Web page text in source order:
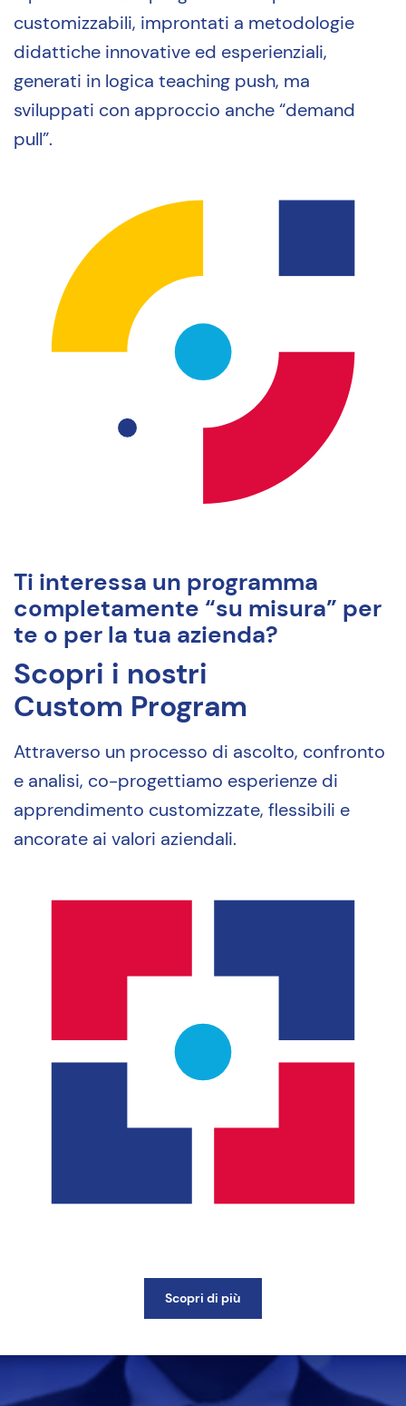
customizzabili, improntati a metodologie
didattiche innovative ed esperienziali,
generati in logica teaching push, ma
sviluppati con approccio anche “demand
pull”.
Ti interessa un programma
completamente “su misura” per
te o per la tua azienda?
Scopri i nostri
Custom Program
Attraverso un processo di ascolto, confronto
e analisi, co-progettiamo esperienze di
apprendimento customizzate, flessibili e
ancorate ai valori aziendali.
Scopri di più